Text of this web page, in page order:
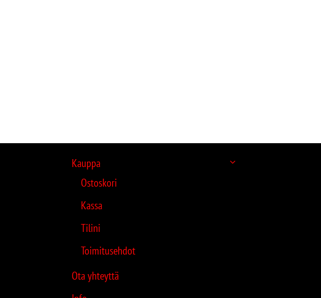
Kauppa
Ostoskori
Kassa
Tilini
Toimitusehdot
Ota yhteyttä